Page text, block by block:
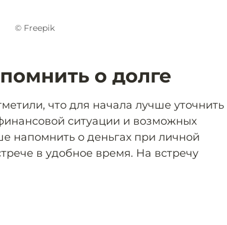
© Freepik
о долге
что для начала лучше уточнить
ситуации и возможных
напомнить о деньгах при личной
в удобное время. На встречу